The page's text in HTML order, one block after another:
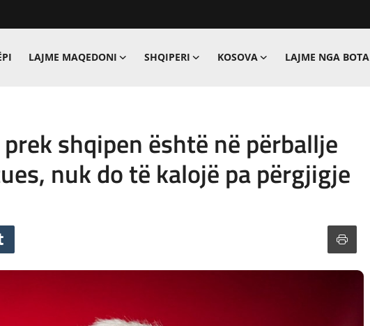
LAJME MAQEDONI SHQIPERI KOSOVA LAJME NGA BOTA
shqipen është në përballje
nuk do të kalojë pa përgjigje